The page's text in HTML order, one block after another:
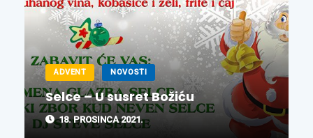
ADVENT NOVOSTI
Selce – U susret Božiću
18. PROSINCA 2021.